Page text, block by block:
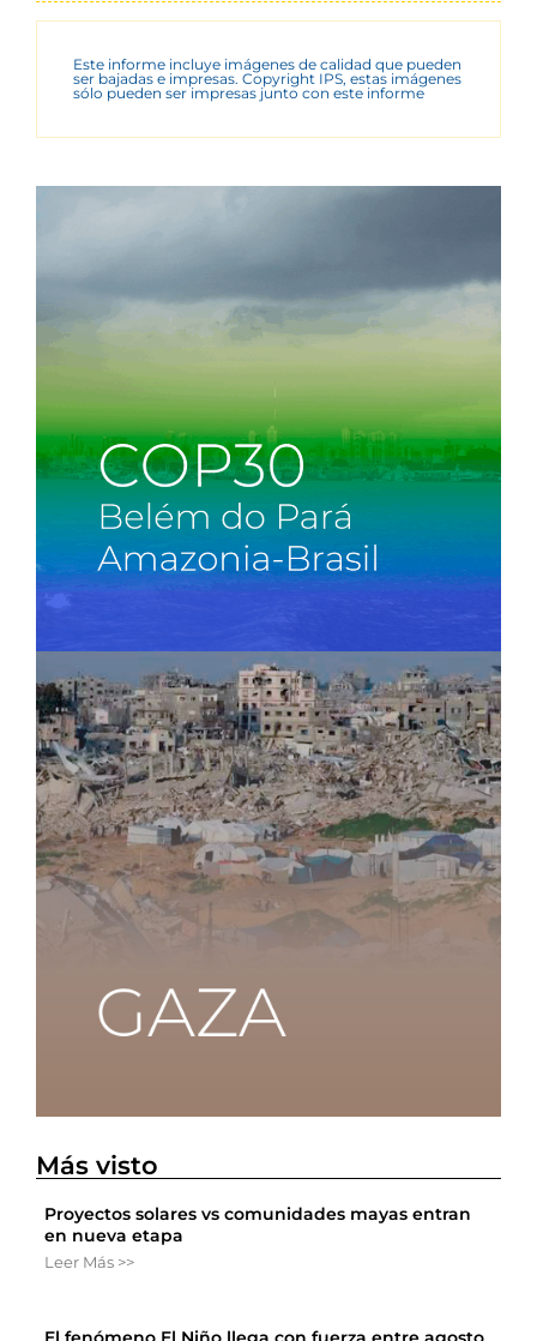
Este informe incluye imágenes de calidad que pueden
ser bajadas e impresas. Copyright IPS, estas imágenes
sólo pueden ser impresas junto con este informe
Más visto
Proyectos solares vs comunidades mayas entran
en nueva etapa
Leer Más >>